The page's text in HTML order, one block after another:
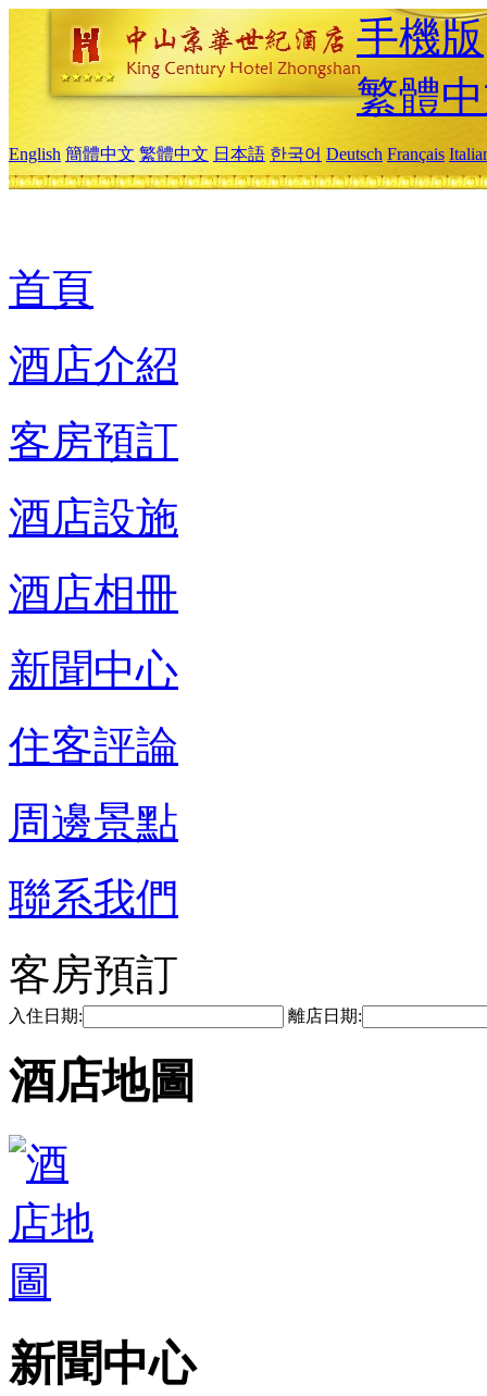
手機版
繁體
English 簡體中文 繁體中文 日本語 한국어 Deutsch Français
首頁
酒店介紹
客房預訂
酒店設施
酒店相冊
新聞中心
住客評論
周邊景點
聯系我們
客房預訂
入住日期: 離店日期:
酒店地圖
新聞中心